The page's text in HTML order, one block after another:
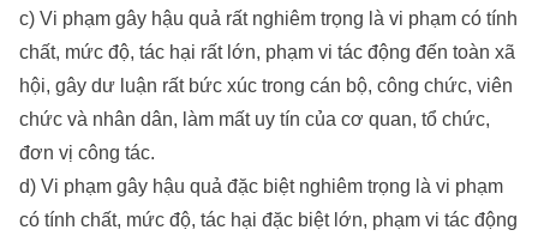
c) Vi phạm gây hậu quả rất nghiêm trọng là vi phạm có tính
chất, mức độ, tác hại rất lớn, phạm vi tác động đến toàn xã
hội, gây dư luận rất bức xúc trong cán bộ, công chức, viên
chức và nhân dân, làm mất uy tín của cơ quan, tổ chức,
đơn vị công tác.
d) Vi phạm gây hậu quả đặc biệt nghiêm trọng là vi phạm
có tính chất, mức độ, tác hại đặc biệt lớn, phạm vi tác động